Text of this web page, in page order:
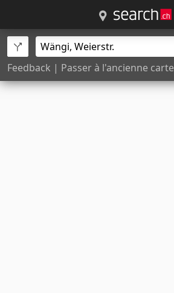
Feedback | Passer à l'ancienne carte